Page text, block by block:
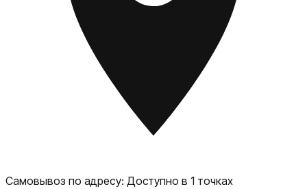
Самовывоз по адресу: Доступно в 1 точках